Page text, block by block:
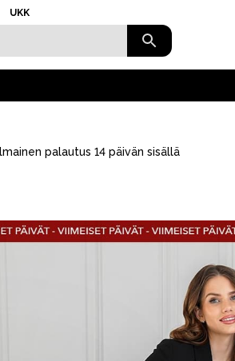
UKK
Ilmainen palautus 14 päivän sisällä